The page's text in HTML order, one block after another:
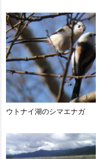
ウトナイ湖のシマエナガ